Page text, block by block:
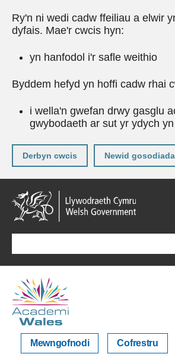
Ry'n ni wedi cadw ffeiliau a elwir
dyfais. Mae'r cwcis hyn:
yn hanfodol i'r safle weithio
Byddem hefyd yn hoffi cadw rhai
i wella'n gwefan drwy gasglu
gwybodaeth ar sut yr ydych
Derbyn cwcis Newid
Neidio
i'r
prif
gynnwy
Mewngofnodi Cofrestru